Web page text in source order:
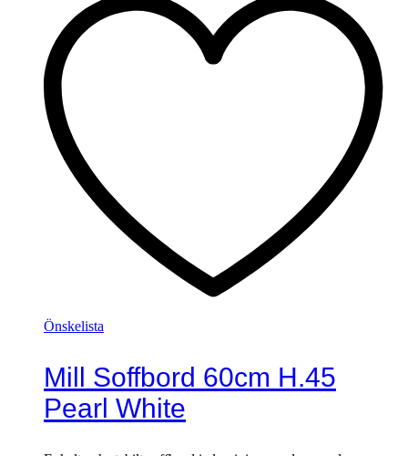
Önskelista
Mill Soffbord 60cm H.45
Pearl White